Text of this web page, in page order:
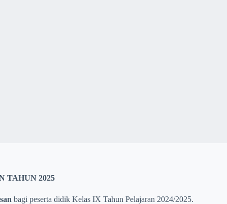
TAHUN 2025
bagi peserta didik Kelas IX Tahun Pelajaran 2024/2025.